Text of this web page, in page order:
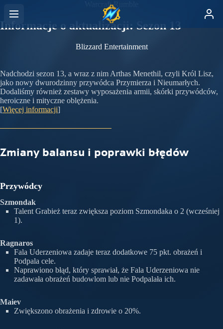
Warcraft Rumble
Informacje o aktualizacji: Sezon 13
Blizzard Entertainment
Nadchodzi sezon 13, a wraz z nim Arthas Menethil, czyli Król Lisz,
jako nowy dwurodzinny przywódca Przymierza i Nieumarłych.
Dodaliśmy również zestawy wyposażenia armii, skórki przywódców,
heroiczne i mityczne oblężenia.
[Więcej informacji]
Zmiany balansu i poprawki błędów
Przywódcy
Szmondak
Talent Grabież teraz zwiększa poziom Szmondaka o 2 (wcześniej
1).
Ragnaros
Fala Uderzeniowa zadaje teraz dodatkowe 75 pkt. obrażeń i
Podpala cele.
Naprawiono błąd, który sprawiał, że Fala Uderzeniowa nie
zadawała obrażeń budowlom lub nie Podpalała ich.
Maiev
Zwiększono obrażenia i zdrowie o 20%.